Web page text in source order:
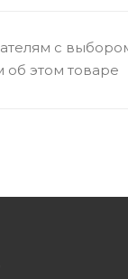
с
этом товаре